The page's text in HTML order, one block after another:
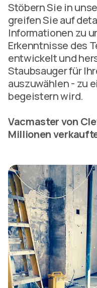
Stöbern Sie in
greifen Sie auf
Informationen zu
Erkenntnisse des
entwickelt und
Staubsauger für
auszuwählen - zu
begeistern wird.
Vacmaster von
Millionen